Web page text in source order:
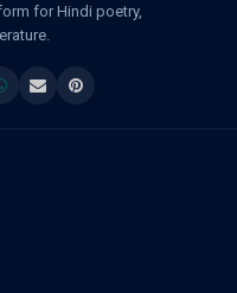
for Hindi poetry,